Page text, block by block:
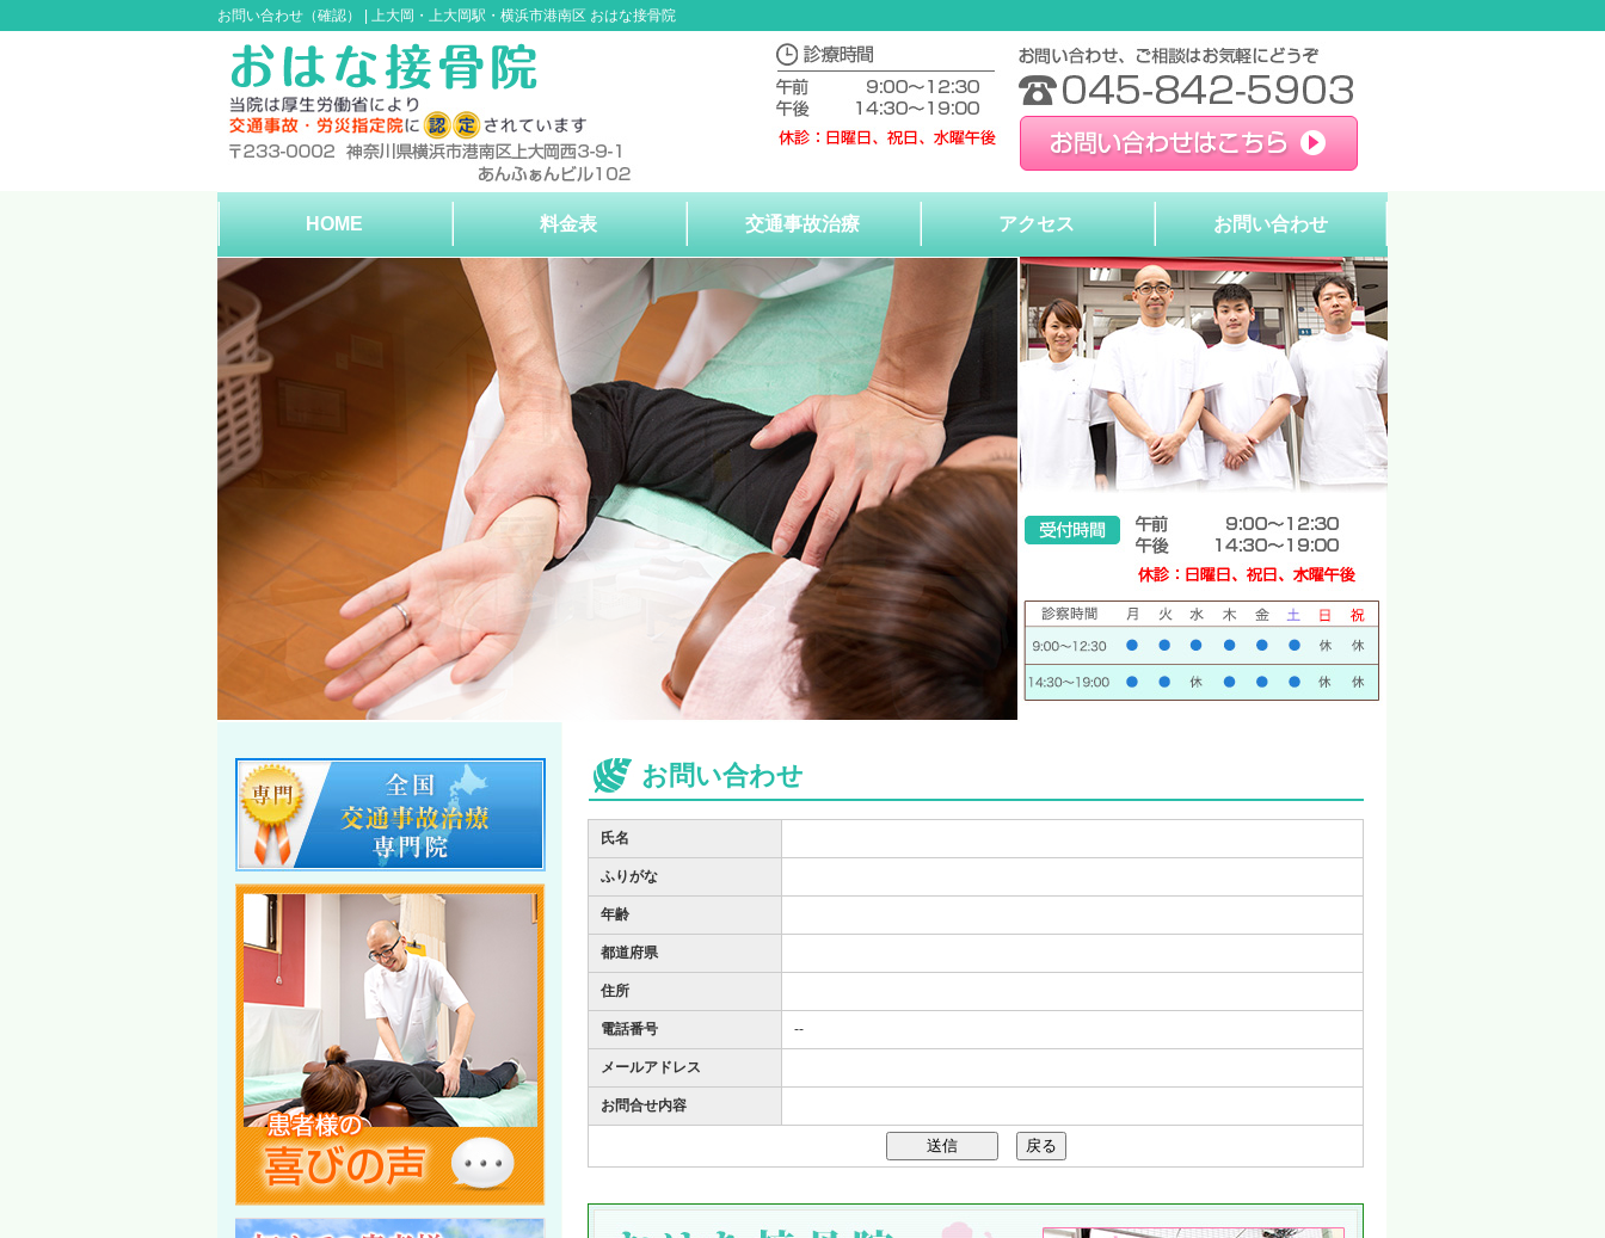
お問い合わせ（確認） | 上大岡・上大岡駅・横浜市港南区 おはな接骨院
HOME 料金表 交通事故治療 アクセス お問い合わせ
お問い合わせ
氏名
ふりがな
年齢
都道府県
住所
電話番号 --
メールアドレス
お問合せ内容